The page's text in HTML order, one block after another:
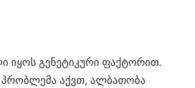
იყოს გენეტიკური ფაქტორით.
პრობლემა აქვთ, ალბათობა